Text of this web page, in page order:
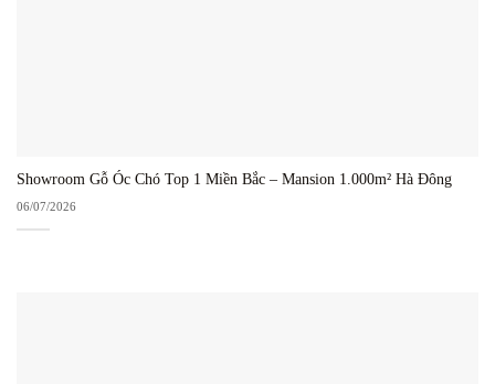
Showroom Gỗ Óc Chó Top 1 Miền Bắc – Mansion 1.000m² Hà Đông
06/07/2026